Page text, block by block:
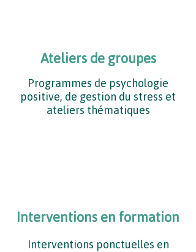
Ateliers de groupes
Programmes de psychologie
positive, de gestion du stress et
ateliers thématiques
Interventions en formation
Interventions ponctuelles en